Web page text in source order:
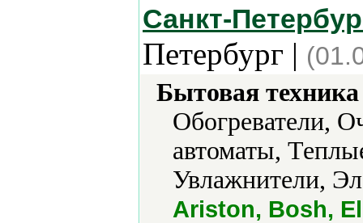
Санкт-
Петербург |
Бытовая
Обогреватели,
автоматы,
Увлажнители,
Ariston, Bosh,